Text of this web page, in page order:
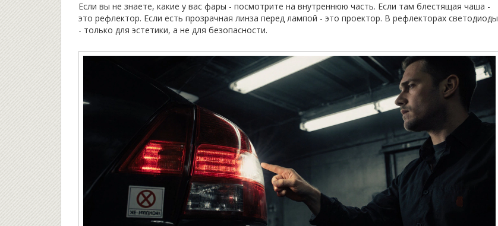
Если вы не знаете, какие у вас фары - посмотрите на внутреннюю часть. Если там блестящая чаша -
это рефлектор. Если есть прозрачная линза перед лампой - это проектор. В рефлекторах светодиоды
- только для эстетики, а не для безопасности.